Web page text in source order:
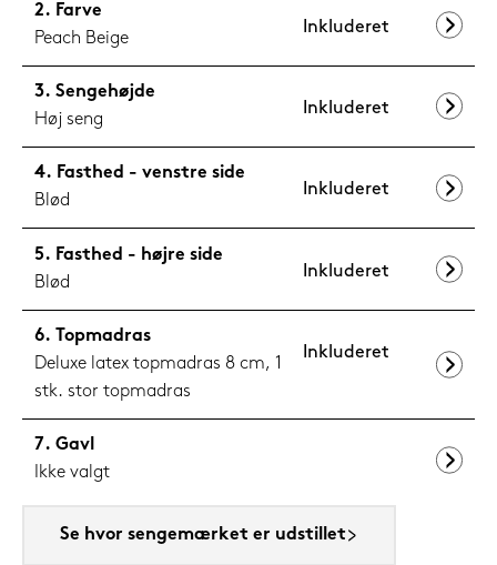
Farve
Peach Beige
Inkluderet
Sengehøjde
Høj seng
Inkluderet
Fasthed - venstre side
Blød
Inkluderet
Fasthed - højre side
Blød
Inkluderet
Topmadras
Deluxe latex topmadras 8 cm, 1
stk. stor topmadras
Inkluderet
Gavl
Ikke valgt
Se hvor sengemærket er udstillet